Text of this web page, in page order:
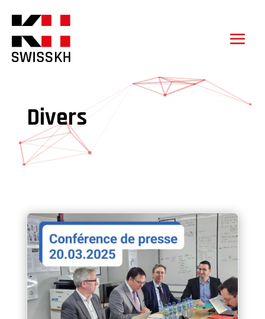
Divers